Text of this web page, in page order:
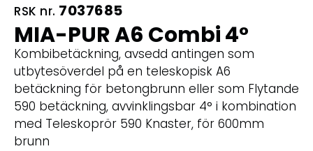
RSK nr. 7037685
MIA-PUR A6 Combi 4°
Kombibetäckning, avsedd antingen som
utbytesöverdel på en teleskopisk A6
betäckning för betongbrunn eller som Flytande
590 betäckning, avvinklingsbar 4° i kombination
med Teleskoprör 590 Knaster, för 600mm
brunn